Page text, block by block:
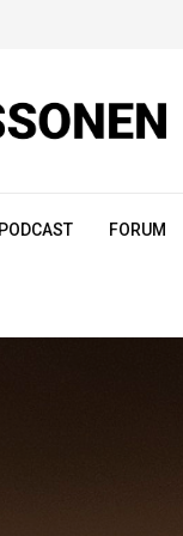
PODCAST FORUM